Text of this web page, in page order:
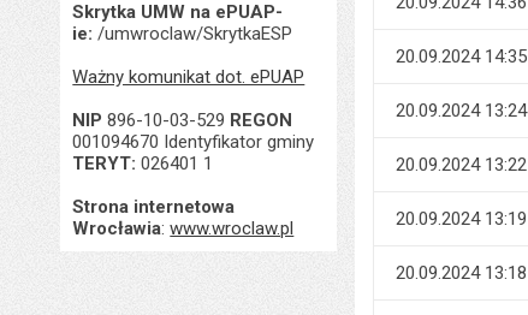
Skrytka UMW na ePUAP-
ie: /umwroclaw/SkrytkaESP
Ważny komunikat dot. ePUAP
NIP 896-10-03-529 REGON
001094670 Identyfikator gminy
TERYT: 026401 1
Strona internetowa
Wrocławia:www.wroclaw.pl
20.09.2024 14:35
20.09.2024 13:24
20.09.2024 13:22
20.09.2024 13:19
20.09.2024 13:18